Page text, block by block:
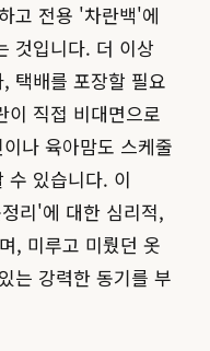
고 전용 '차란백'에
것입니다. 더 이상
택배를 포장할 필요
이 직접 비대면으로
나 육아맘도 스케줄
수 있습니다. 이
리'에 대한 심리적,
, 미루고 미뤘던 옷
는 강력한 동기를 부